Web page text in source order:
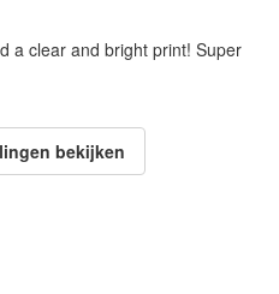
a clear and bright print! Super
bekijken